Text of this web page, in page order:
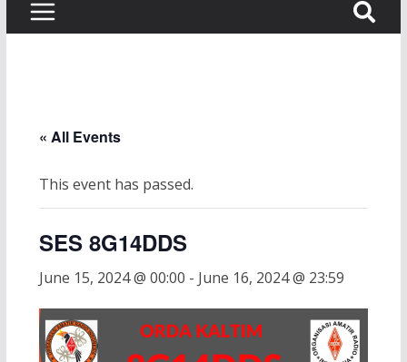
« All Events
This event has passed.
SES 8G14DDS
June 15, 2024 @ 00:00 - June 16, 2024 @ 23:59